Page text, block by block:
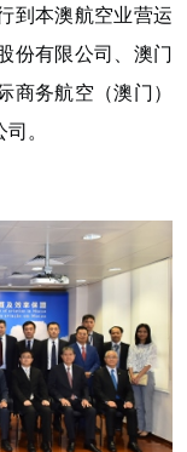
到本澳航空业营运
份有限公司、澳门
务航空（澳门）
。